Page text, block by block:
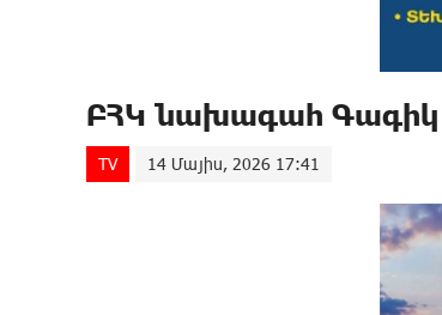
ԲՀԿ նախագահ Գագիկ
TV 14 Մայիս, 2026 17:41